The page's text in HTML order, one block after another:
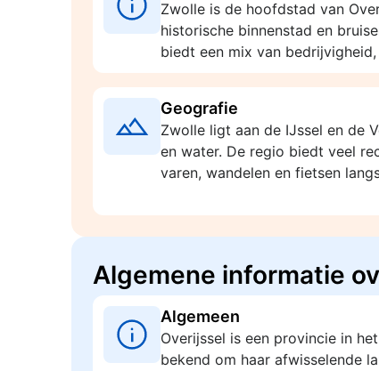
Zwolle is de hoofdstad van
historische binnenstad en
biedt een mix van
Geografie
Zwolle ligt aan de IJssel en de
en water. De regio biedt veel
varen, wandelen en fietsen
Algemene informatie
Algemeen
Overijssel is een provincie in
bekend om haar afwisselende